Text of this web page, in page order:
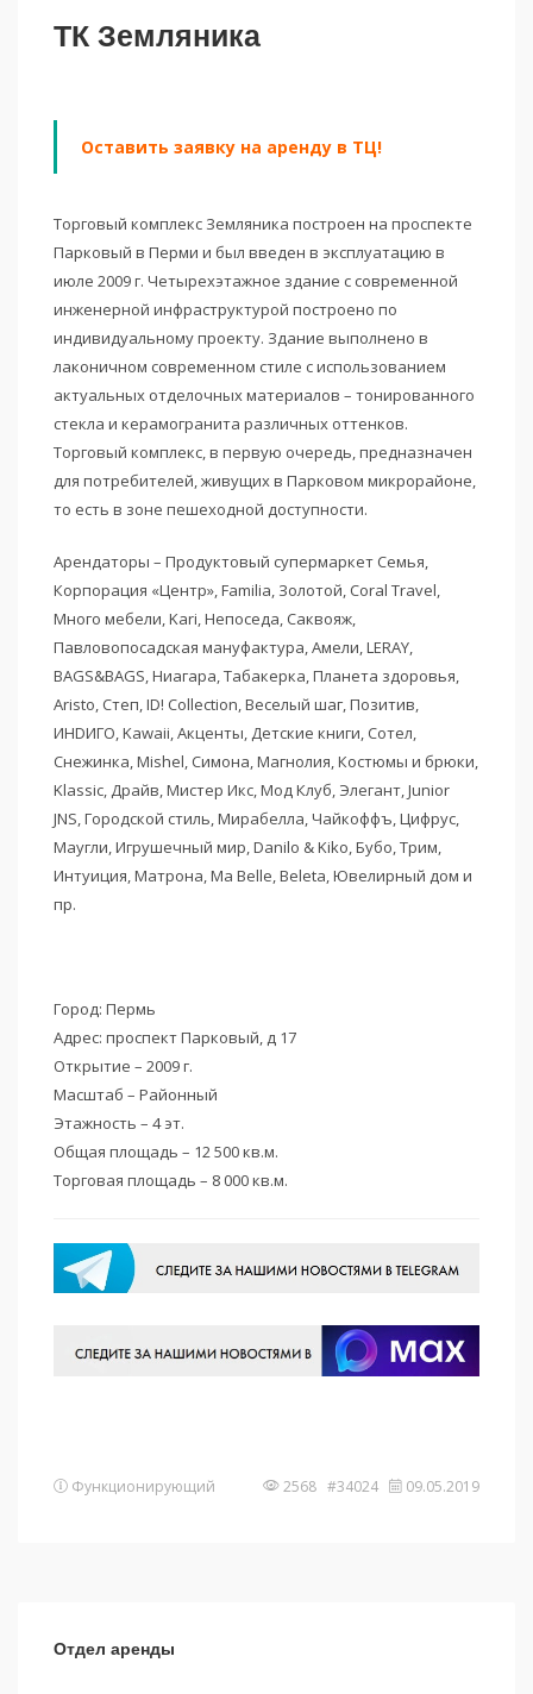
ТК Земляника
Оставить заявку на аренду в ТЦ!
Торговый комплекс Земляника построен на проспекте
Парковый в Перми и был введен в эксплуатацию в
июле 2009 г. Четырехэтажное здание с современной
инженерной инфраструктурой построено по
индивидуальному проекту. Здание выполнено в
лаконичном современном стиле с использованием
актуальных отделочных материалов – тонированного
стекла и керамогранита различных оттенков.
Торговый комплекс, в первую очередь, предназначен
для потребителей, живущих в Парковом микрорайоне,
то есть в зоне пешеходной доступности.
Арендаторы – Продуктовый супермаркет Семья,
Корпорация «Центр», Familia, Золотой, Coral Travel,
Много мебели, Kari, Непоседа, Саквояж,
Павловопосадская мануфактура, Амели, LERAY,
BAGS&BAGS, Ниагара, Табакерка, Планета здоровья,
Aristo, Степ, ID! Collection, Веселый шаг, Позитив,
ИНDИГО, Kawaii, Акценты, Детские книги, Сотел,
Снежинка, Mishel, Симона, Магнолия, Костюмы и брюки,
Klassic, Драйв, Мистер Икс, Мод Клуб, Элегант, Junior
JNS, Городской стиль, Мирабелла, Чайкоффъ, Цифрус,
Маугли, Игрушечный мир, Danilo & Kiko, Бубо, Трим,
Интуиция, Матрона, Ma Belle, Beleta, Ювелирный дом и
пр.
Город: Пермь
Адрес: проспект Парковый, д 17
Открытие – 2009 г.
Масштаб – Районный
Этажность – 4 эт.
Общая площадь – 12 500 кв.м.
Торговая площадь – 8 000 кв.м.
Функционирующий 2568 #34024 09.05.2019
Отдел аренды